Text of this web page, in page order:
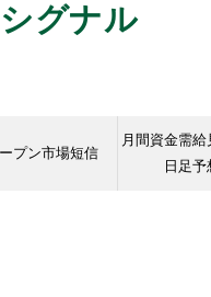
グナル
プン市場短信
月間資金需給
日足予